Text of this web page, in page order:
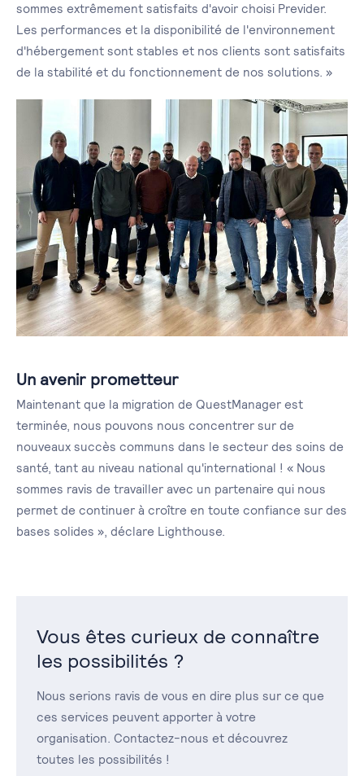
sommes extrêmement satisfaits d'avoir choisi Previder.
Les performances et la disponibilité de l'environnement
d'hébergement sont stables et nos clients sont satisfaits
de la stabilité et du fonctionnement de nos solutions. »
Un avenir prometteur
Maintenant que la migration de QuestManager est
terminée, nous pouvons nous concentrer sur de
nouveaux succès communs dans le secteur des soins de
santé, tant au niveau national qu'international ! « Nous
sommes ravis de travailler avec un partenaire qui nous
permet de continuer à croître en toute confiance sur des
bases solides », déclare Lighthouse.
Vous êtes curieux de connaître
les possibilités ?
Nous serions ravis de vous en dire plus sur ce que
ces services peuvent apporter à votre
organisation. Contactez-nous et découvrez
toutes les possibilités !